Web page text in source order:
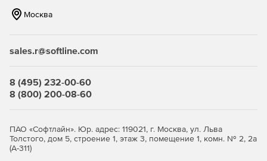
Англо-русский словарь общей лексики – 100 000
Новый французско-русский словарь – 200 000 статей.
Немецко-русский словарь активной лексики – 20 000
статей.
9000 статей.
Москва
sales.r@softline.com
8 (495) 232-00-60
8 (800) 200-08-60
ПАО «Софтлайн». Юр. адрес: 119021, г. Москва, ул. Льва
Толстого, дом 5, строение 1, этаж 3, помещение 1, комн. № 2, 2а
(А-311)